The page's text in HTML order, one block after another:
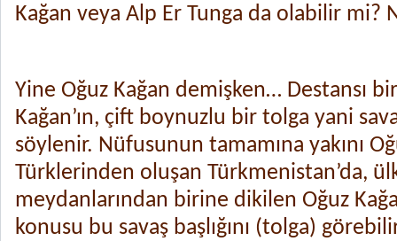
Kağan veya Alp Er Tunga da olabilir mi?
Yine Oğuz Kağan demişken… Destansı
Kağan’ın, çift boynuzlu bir tolga yani
söylenir. Nüfusunun tamamına yakını
Türklerinden oluşan Türkmenistan’da,
meydanlarından birine dikilen Oğuz
konusu bu savaş başlığını (tolga)